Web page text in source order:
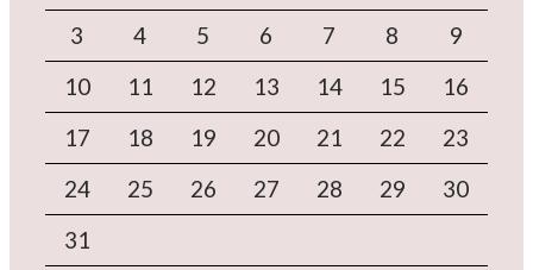
3
4 5 6 7 8
9
10
11 12 13 14 15
16
17
18 19 20 21 22
23
24
25 26 27 28 29
30
31